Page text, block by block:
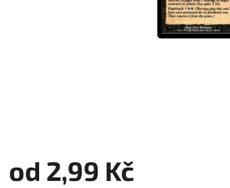
od 2,99 Kč